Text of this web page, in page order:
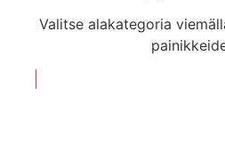
Valitse alakategoria